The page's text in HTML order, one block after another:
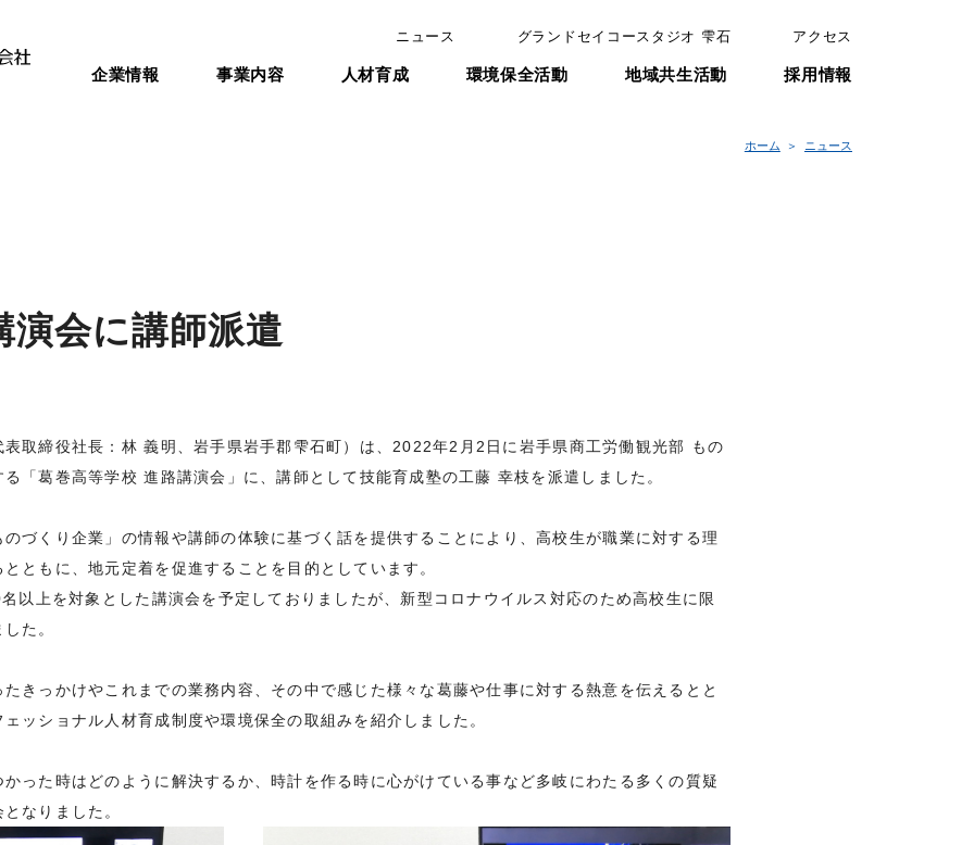
ニュース グランドセイコースタジオ 雫石 アクセス
企業情報 事業内容 人材育成 環境保全活動 地域共生活動 採用情報
ホーム ニュース
演会に講師派遣
取締役社長：林 義明、岩手県岩手郡雫石町）は、2022年2月2日に岩手県商工労働観光部 もの
「葛巻高等学校 進路講演会」に、講師として技能育成塾の工藤 幸枝を派遣しました。
づくり企業」の情報や講師の体験に基づく話を提供することにより、高校生が職業に対する理
ともに、地元定着を促進することを目的としています。
上を対象とした講演会を予定しておりましたが、新型コロナウイルス対応のため高校生に限
た。
っかけやこれまでの業務内容、その中で感じた様々な葛藤や仕事に対する熱意を伝えるとと
ッショナル人材育成制度や環境保全の取組みを紹介しました。
った時はどのように解決するか、時計を作る時に心がけている事など多岐にわたる多くの質疑
なりました。